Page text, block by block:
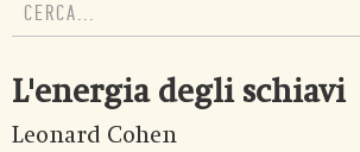
L'energia degli schiavi
Leonard Cohen